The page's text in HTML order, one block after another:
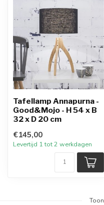
Tafellamp Annapurna -
Good&Mojo - H 54 x B
32 x D 20 cm
€145,00
Levertijd 1 tot 2 werkdagen
Toon